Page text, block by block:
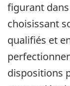
figurant
choisissant
qualifiés et
dispositions